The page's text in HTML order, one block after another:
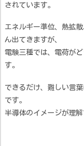
されています。
エネルギー準位、熱拡
ん出てきますが、
電験三種では、電荷が
す。
できるだけ、難しい言
です。
半導体のイメージが理解